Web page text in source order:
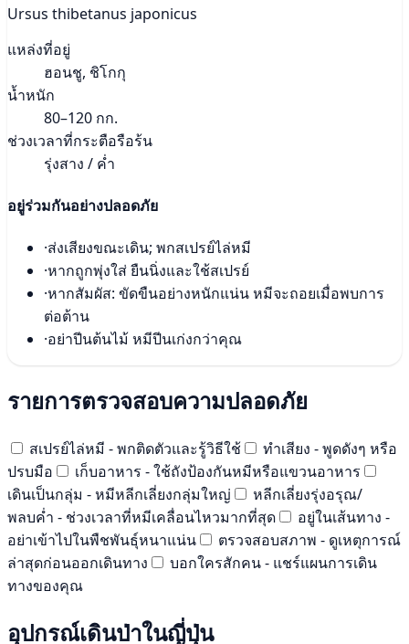
Ursus thibetanus japonicus
แหล่งที่อยู่
ฮอนชู, ชิโกกุ
น้ำหนัก
80–120 กก.
ช่วงเวลาที่กระตือรือร้น
รุ่งสาง / ค่ำ
อยู่ร่วมกันอย่างปลอดภัย
·ส่งเสียงขณะเดิน; พกสเปรย์ไล่หมี
·หากถูกพุ่งใส่ ยืนนิ่งและใช้สเปรย์
·หากสัมผัส: ขัดขืนอย่างหนักแน่น หมีจะถอยเมื่อพบการ
ต่อต้าน
·อย่าปีนต้นไม้ หมีปีนเก่งกว่าคุณ
รายการตรวจสอบความปลอดภัย
สเปรย์ไล่หมี - พกติดตัวและรู้วิธีใช้
ทำเสียง - พูดดังๆ หรือ
ปรบมือ
เก็บอาหาร - ใช้ถังป้องกันหมีหรือแขวนอาหาร
เดินเป็นกลุ่ม - หมีหลีกเลี่ยงกลุ่มใหญ่
หลีกเลี่ยงรุ่งอรุณ/
พลบค่ำ - ช่วงเวลาที่หมีเคลื่อนไหวมากที่สุด
อยู่ในเส้นทาง -
อย่าเข้าไปในพืชพันธุ์หนาแน่น
ตรวจสอบสภาพ - ดูเหตุการณ์
ล่าสุดก่อนออกเดินทาง
บอกใครสักคน - แชร์แผนการเดิน
ทางของคุณ
อุปกรณ์เดินป่าในญี่ปุ่น